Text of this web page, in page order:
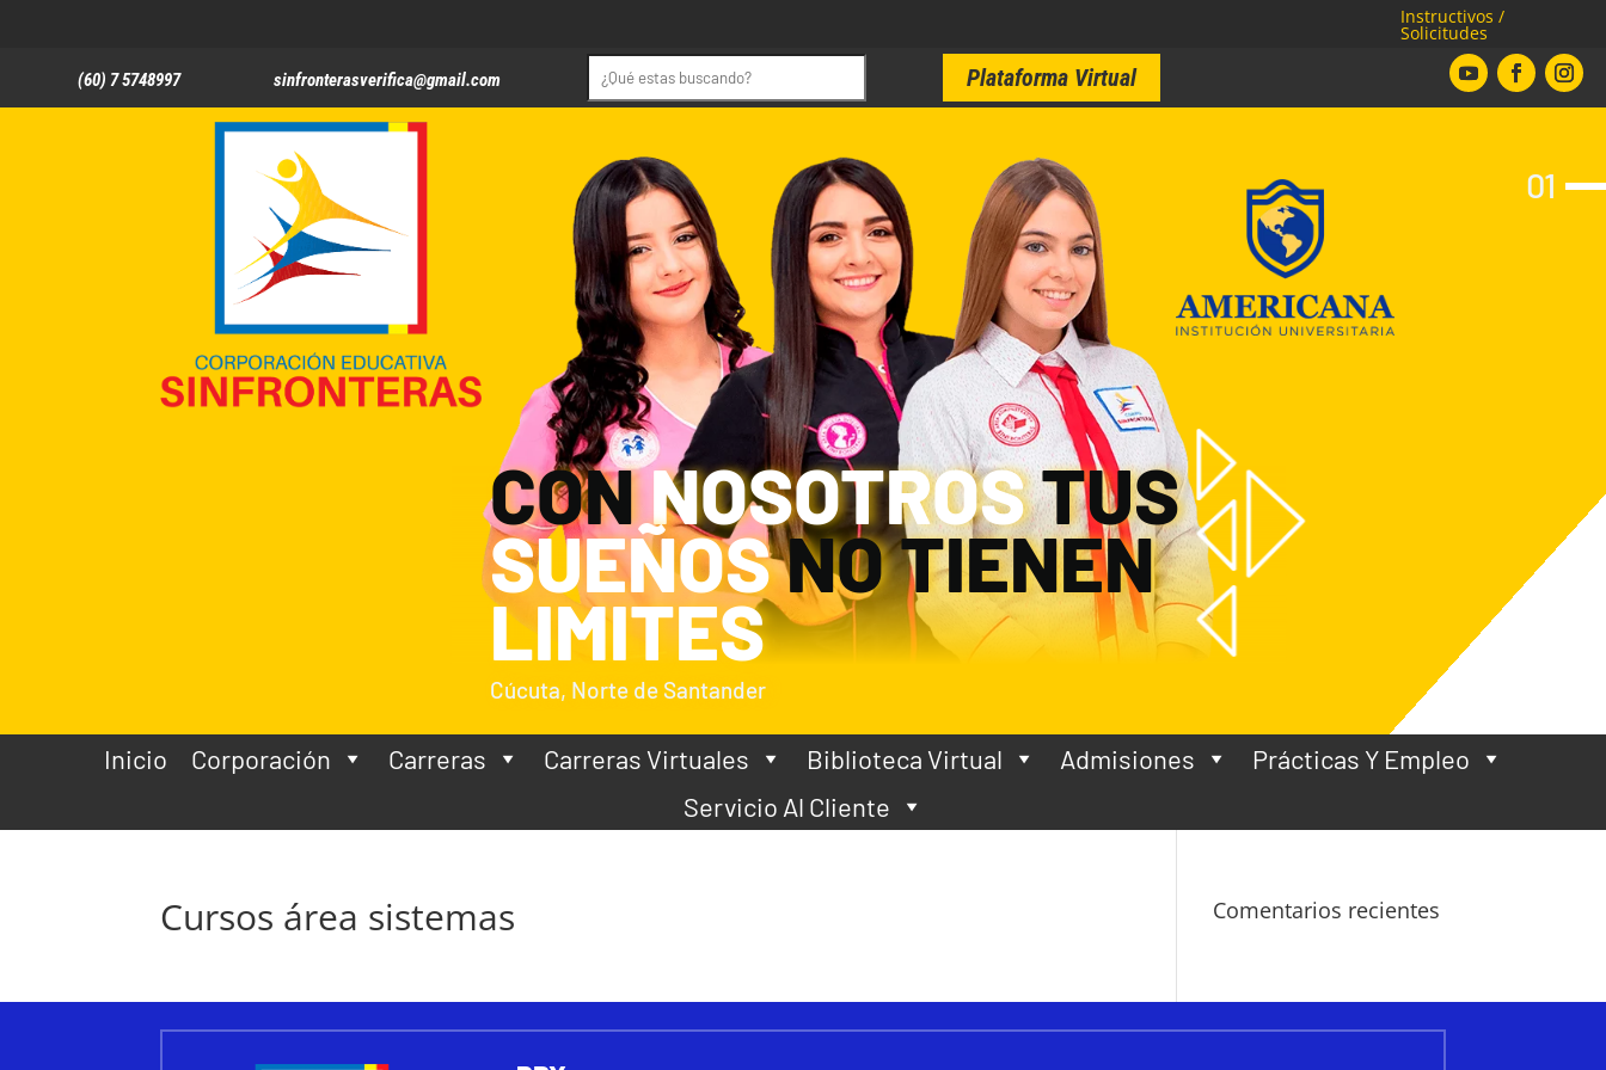
Instructivos /
Solicitudes
(60) 7 5748997 sinfronterasverifica@gmail.com Plataforma Virtual
01
CONNOSOTROSTUS
SUEÑOSNO TIENEN
LIMITES
Cúcuta, Norte de Santander
Inicio Corporación Carreras Carreras Virtuales Biblioteca Virtual Admisiones
Prácticas Y Empleo
Servicio Al Cliente
Cursos área sistemas Comentarios recientes